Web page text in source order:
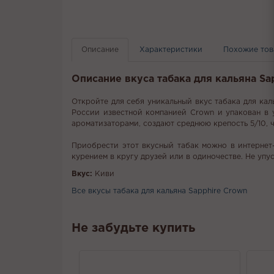
Описание Характеристики Похожие
Описание вкуса табака для кальяна
Откройте для себя уникальный вкус табака для
России известной компанией Crown и упакован
ароматизаторами, создают среднюю крепость 5/10,
Приобрести этот вкусный табак можно в
курением в кругу друзей или в одиночестве. Не
Вкус: Киви
Все вкусы табака для кальяна Sapphire Crown
Не забудьте купить